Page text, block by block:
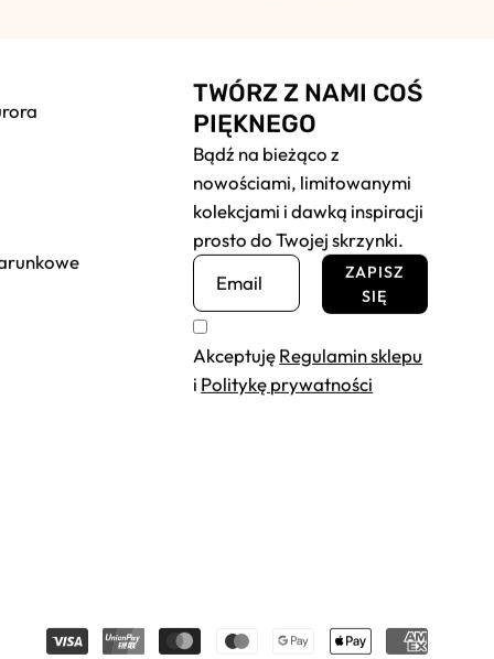
TWÓRZ Z NAMI COŚ
PIĘKNEGO
Bądź na bieżąco z
nowościami, limitowanymi
kolekcjami i dawką inspiracji
prosto do Twojej skrzynki.
ZAPISZ
SIĘ
AkceptujęRegulamin sklepu
i Politykę prywatności